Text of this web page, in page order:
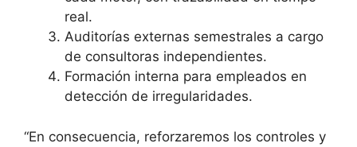
real.
Auditorías externas semestrales a cargo
de consultoras independientes.
Formación interna para empleados en
detección de irregularidades.
“En consecuencia, reforzaremos los controles y